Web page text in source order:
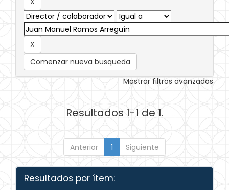
Comenzar nueva busqueda
Mostrar filtros avanzados
Resultados 1-1 de 1.
Anterior 1 Siguiente
Resultados por ítem: